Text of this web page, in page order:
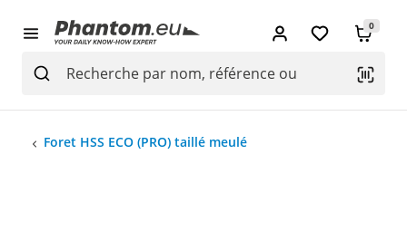
0
Foret HSS ECO (PRO) taillé meulé